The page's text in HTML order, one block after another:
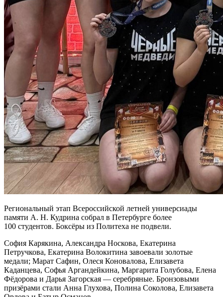
Региональный этап Всероссийской летней универсиады
памяти А. Н. Кудрина собрал в Петербурге более
100 студентов. Боксёры из Политеха не подвели.
София Карякина, Александра Носкова, Екатерина
Петручкова, Екатерина Волокитина завоевали золотые
медали; Марат Сафин, Олеся Коновалова, Елизавета
Каданцева, Софья Аргандейкина, Маргарита Голубова, Елена
Фёдорова и Дарья Загорская — серебряные. Бронзовыми
призёрами стали Анна Глухова, Полина Соколова, Елизавета